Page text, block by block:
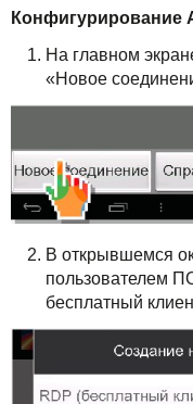
Конфигурирование
На главном
«Новое
В открывшемся
пользователем
бесплатный